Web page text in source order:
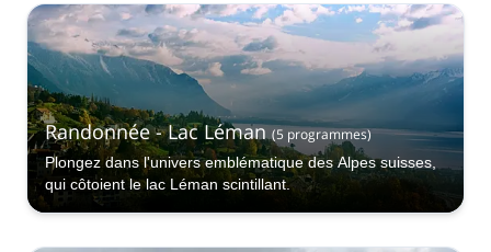
Randonnée - Lac Léman (5 programmes)
Plongez dans l'univers emblématique des Alpes suisses,
qui côtoient le lac Léman scintillant.